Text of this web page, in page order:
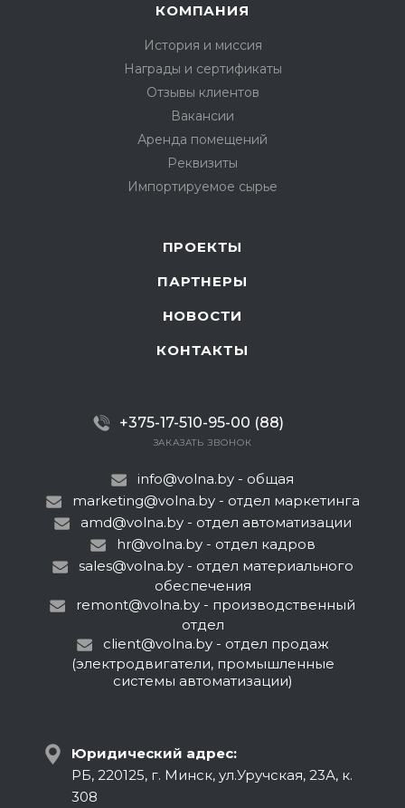
КОМПАНИЯ
История и миссия
Награды и сертификаты
Отзывы клиентов
Вакансии
Аренда помещений
Реквизиты
Импортируемое сырье
ПРОЕКТЫ
ПАРТНЕРЫ
НОВОСТИ
КОНТАКТЫ
+375-17-510-95-00 (88)
ЗАКАЗАТЬ ЗВОНОК
info@volna.by - общая
marketing@volna.by- отдел маркетинга
amd@volna.by- отдел автоматизации
hr@volna.by- отдел кадров
sales@volna.by- отдел материального
обеспечения
remont@volna.by - производственный
отдел
client@volna.by- отдел продаж
(электродвигатели, промышленные
системы автоматизации)
Юридический адрес:
РБ, 220125, г. Минск, ул.Уручская, 23А, к.
308